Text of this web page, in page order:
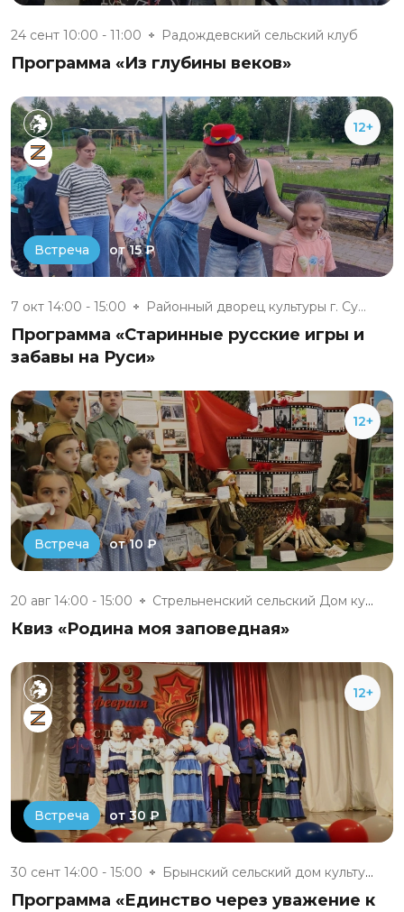
24 сент 10:00 - 11:00 Радождевский сельский клуб
Программа «Из глубины веков»
12+
Встреча от 15 ₽
7 окт 14:00 - 15:00 Районный дворец культуры г. Су...
Программа «Старинные русские игры и
забавы на Руси»
12+
Встреча от 10 ₽
20 авг 14:00 - 15:00 Стрельненский сельский Дом кул...
Квиз «Родина моя заповедная»
12+
Встреча от 30 ₽
30 сент 14:00 - 15:00 Брынский сельский дом культуры
Программа «Единство через уважение к